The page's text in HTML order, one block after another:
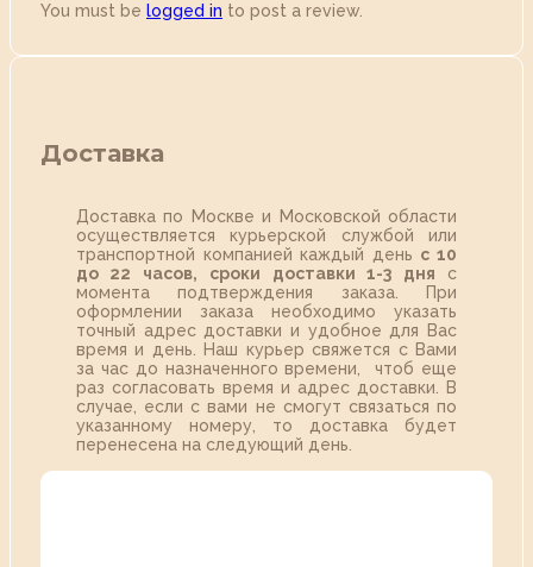
You must be logged in to post a review.
Доставка
Доставка по Москве и Московской области
осуществляется курьерской службой или
транспортной компанией каждый день с 10
до 22 часов,
сроки доставки 1-3 дня с
момента подтверждения заказа. При
оформлении заказа необходимо указать
точный адрес доставки и удобное для Вас
время и день. Наш курьер свяжется с Вами
за час до назначенного времени, чтоб еще
раз согласовать время и адрес доставки. В
случае, если с вами не смогут связаться по
указанному номеру, то доставка будет
перенесена на следующий день.